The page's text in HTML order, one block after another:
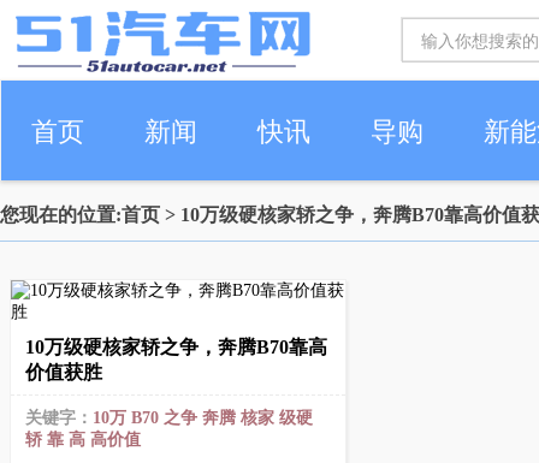
首页 新闻 快讯 导购 新
车生活
您现在的位置:首页 > 10万级硬核家轿之争，奔腾B70靠高价值
10万级硬核家轿之争，奔腾B70靠高
价值获胜
关键字： 10万 B70 之争 奔腾 核家 级硬
轿 靠 高 高价值